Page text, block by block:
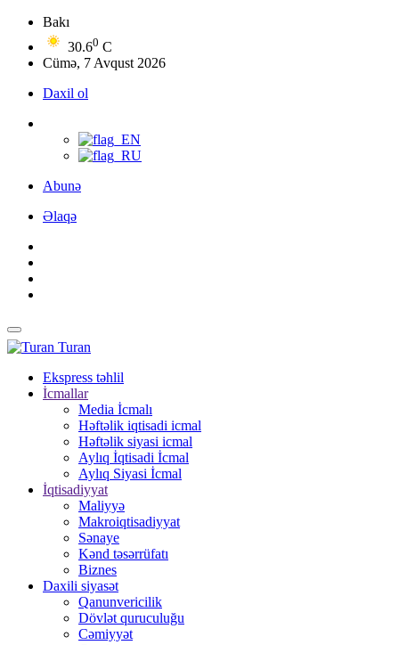
Bakı
30.60 C
Cümə, 7 Avqust 2026
Daxil ol
Abunə
Əlaqə
Turan
Ekspress təhlil
İcmallar
Media İcmalı
Həftəlik iqtisadi icmal
Həftəlik siyasi icmal
Aylıq İqtisadi İcmal
Aylıq Siyasi İcmal
İqtisadiyyat
Maliyyə
Makroiqtisadiyyat
Sənaye
Kənd təsərrüfatı
Biznes
Daxili siyasət
Qanunvericilik
Dövlət quruculuğu
Cəmiyyət